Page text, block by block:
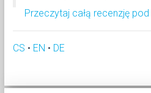
Przeczytaj całą recenzję
CS • EN • DE